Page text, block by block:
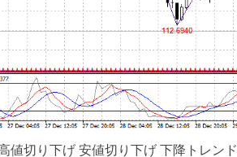
値切り下げ 安値切り下げ 下降トレンド